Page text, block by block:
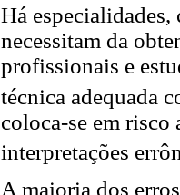
Há
necessitam da
profissionais e
técnica adequada
coloca-se em risco
interpretações
A maioria dos